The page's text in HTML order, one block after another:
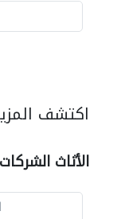
اكتشف
الأثاث الشركات